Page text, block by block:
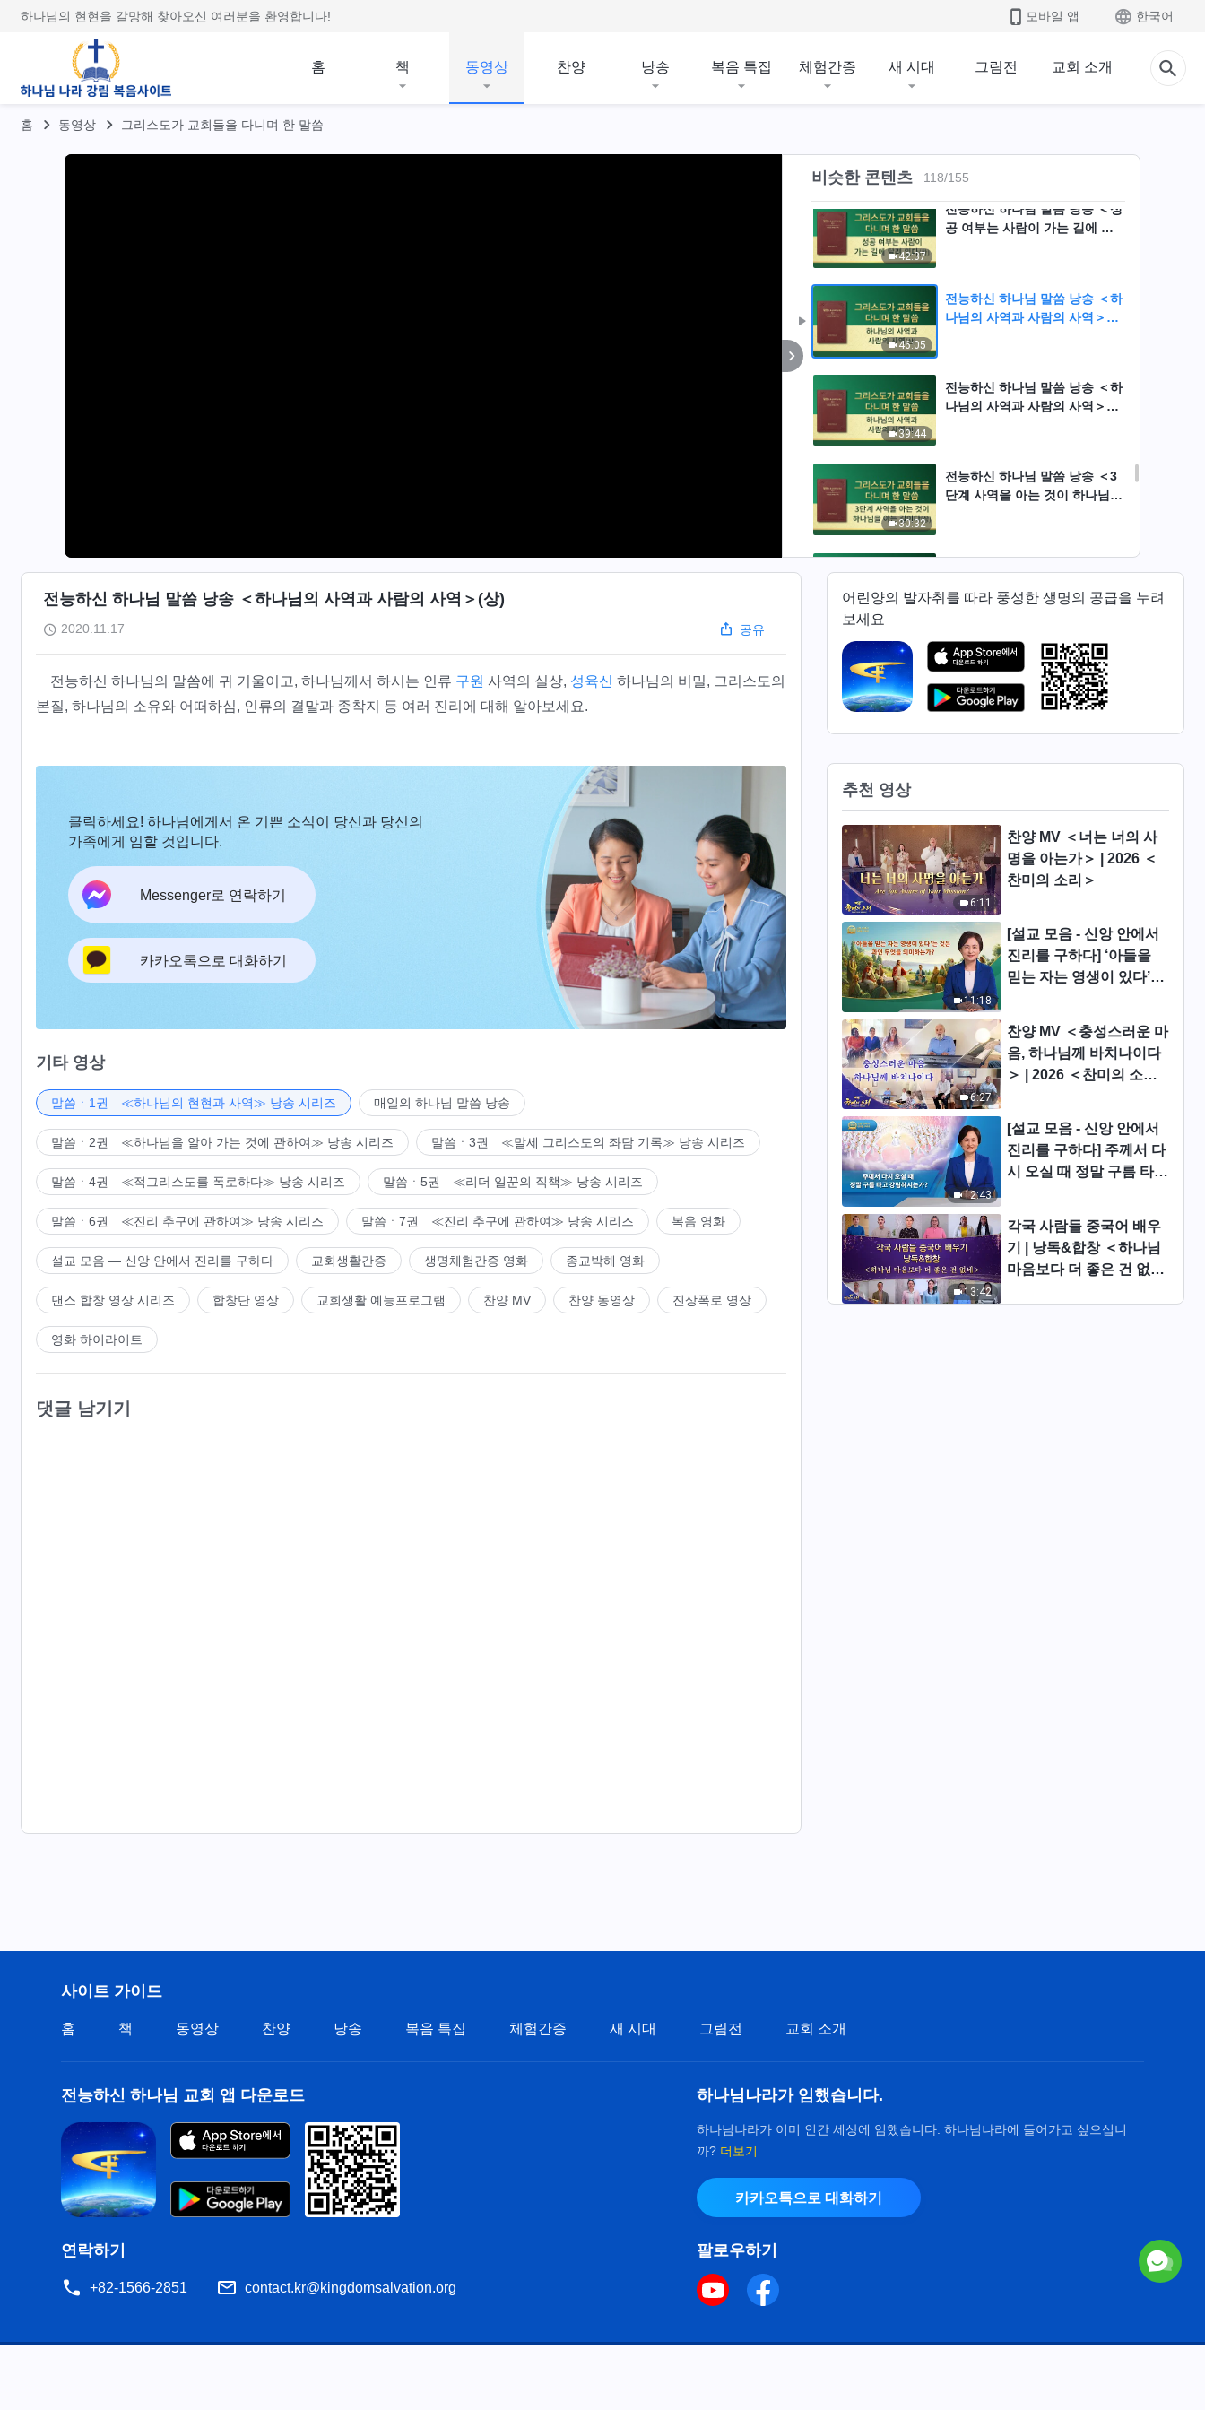
하나님의 현현을 갈망해 찾아오신 여러분을 환영합니다! 모바일 앱 한국어
홈 책 동영상 찬양 낭송 복음 특집 체험간증 새 시대 그림전 교회 소개
홈 동영상 그리스도가 교회들을 다니며 한 말씀
비슷한 콘텐츠 118/155
29:38
려 있다＞(상)
42:37
전능하신 하나님 말씀 낭송 ＜성
공 여부는 사람이 가는 길에 달
46:05
전능하신 하나님 말씀 낭송 ＜하
나님의 사역과 사람의 사역＞
39:44
전능하신 하나님 말씀 낭송 ＜하
나님의 사역과 사람의 사역＞
30:32
전능하신 하나님 말씀 낭송 ＜3
단계 사역을 아는 것이 하나님을
아는 길이다＞(하)
40:32
전능하신 하나님 말씀 낭송 ＜패
괴된 인류에게는 말씀이 ‘육신’
된 하나님의 구원이 더욱 필요하
다＞(상)
40:40
괴된 인류에게는 말씀이 ‘육신’
1:02:05
전능하신 하나님 말씀 낭송 ＜하
나님이 거하고 있는 ‘육신’의 본
질＞
43:09
전능하신 하나님 말씀 낭송 ＜하
나님의 사역과 사람의 실행 ＞
(하)
37:08
전능하신 하나님 말씀 낭송 ＜하
나님의 사역과 사람의 실행＞
(상)
37:58
전능하신 하나님 말씀 낭송 ＜그
리스도의 본질은 하나님 아버지
의 뜻에 순종하는 것이다＞
32:04
전능하신 하나님 말씀 낭송 ＜사
람의 삶을 정상으로 회복시켜 사
람을 아름다운 종착지로 이끌어
간다＞(상)
전능하신 하나님 말씀 낭송 ＜사
람의 삶을 정상으로 회복시켜 사
전능하신 하나님 말씀 낭송 ＜하나님의 사역과 사람의 사역＞(상)
2020.11.17 공유
전능하신 하나님의 말씀에 귀 기울이고, 하나님께서 하시는 인류 구원 사역의 실상, 성육신 하나님의 비밀, 그리스도의
본질, 하나님의 소유와 어떠하심, 인류의 결말과 종착지 등 여러 진리에 대해 알아보세요.
클릭하세요! 하나님에게서 온 기쁜 소식이 당신과 당신의
가족에게 임할 것입니다.
Messenger로 연락하기
카카오톡으로 대화하기
기타 영상
말씀ㆍ1권 ≪하나님의 현현과 사역≫ 낭송 시리즈 매일의 하나님 말씀 낭송
말씀ㆍ2권 ≪하나님을 알아 가는 것에 관하여≫ 낭송 시리즈 말씀ㆍ3권 ≪말세 그리스도의 좌담 기록≫ 낭송 시리즈
말씀ㆍ4권 ≪적그리스도를 폭로하다≫ 낭송 시리즈 말씀ㆍ5권 ≪리더 일꾼의 직책≫ 낭송 시리즈
말씀ㆍ6권 ≪진리 추구에 관하여≫ 낭송 시리즈 말씀ㆍ7권 ≪진리 추구에 관하여≫ 낭송 시리즈 복음 영화
설교 모음 ― 신앙 안에서 진리를 구하다 교회생활간증 생명체험간증 영화 종교박해 영화
댄스 합창 영상 시리즈 합창단 영상 교회생활 예능프로그램 찬양 MV 찬양 동영상 진상폭로 영상
영화 하이라이트
댓글 남기기
어린양의 발자취를 따라 풍성한 생명의 공급을 누려
보세요
추천 영상
6:11
찬양 MV ＜너는 너의 사
명을 아는가＞ | 2026 ＜
찬미의 소리＞
11:18
[설교 모음 - 신앙 안에서
진리를 구하다] ‘아들을
믿는 자는 영생이 있다’는
6:27
찬양 MV ＜충성스러운 마
음, 하나님께 바치나이다
＞ | 2026 ＜찬미의 소리
12:43
[설교 모음 - 신앙 안에서
진리를 구하다] 주께서 다
시 오실 때 정말 구름 타고
13:42
각국 사람들 중국어 배우
기 | 낭독&합창 ＜하나님
마음보다 더 좋은 건 없네
사이트 가이드
홈 책 동영상 찬양 낭송 복음 특집 체험간증 새 시대 그림전 교회 소개
전능하신 하나님 교회 앱 다운로드
연락하기
+82-1566-2851 contact.kr@kingdomsalvation.org
하나님나라가 임했습니다.
하나님나라가 이미 인간 세상에 임했습니다. 하나님나라에 들어가고 싶으십니
까? 더보기
카카오톡으로 대화하기
팔로우하기